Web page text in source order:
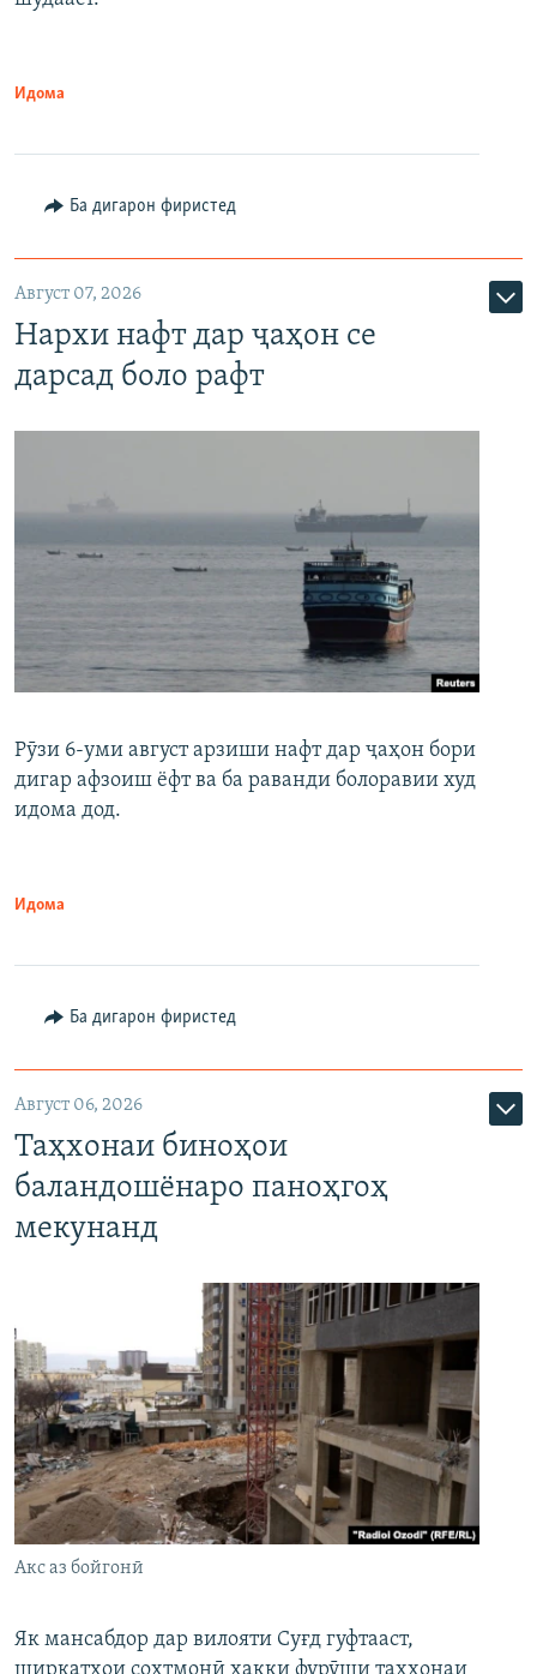
Идома
Ба дигарон фиристед
Август 07, 2026
Нархи нафт дар ҷаҳон се
дарсад боло рафт
Рӯзи 6-уми август арзиши нафт дар ҷаҳон бори
дигар афзоиш ёфт ва ба раванди болоравии худ
идома дод.
Идома
Ба дигарон фиристед
Август 06, 2026
Таҳхонаи биноҳои
баландошёнаро паноҳгоҳ
мекунанд
Акс аз бойгонӣ
Як мансабдор дар вилояти Суғд гуфтааст,